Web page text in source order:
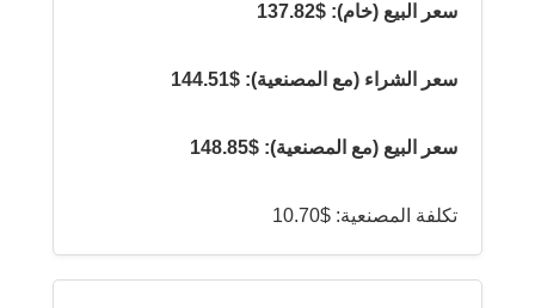
سعر البيع (خام): $137.82
سعر الشراء (مع المصنعية): $144.51
سعر البيع (مع المصنعية): $148.85
تكلفة المصنعية: $10.70